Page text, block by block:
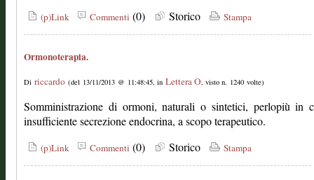
(p)Link Commenti (0) Storico Stampa
Ormonoterapia.
Di riccardo (del 13/11/2013 @ 11:48:45, in Lettera O, visto n. 1240 volte)
Somministrazione di ormoni, naturali o sintetici, perlopiù in
insufficiente secrezione endocrina, a scopo terapeutico.
(p)Link Commenti (0) Storico Stampa